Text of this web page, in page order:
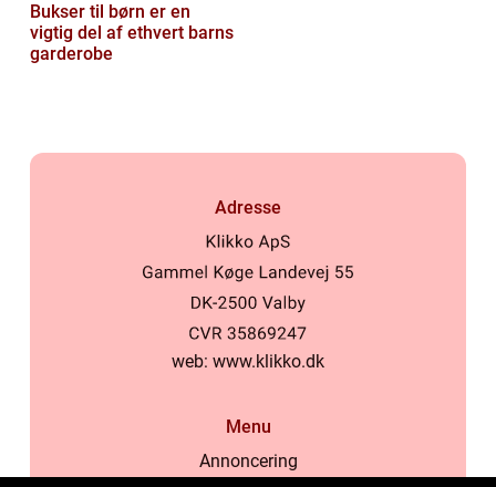
Bukser til børn er en
vigtig del af ethvert barns
garderobe
Adresse
web: www.klikko.dk
Menu
Annoncering